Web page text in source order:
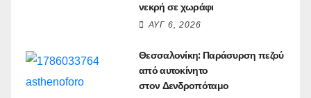
νεκρή σε χωράφι
ΑΥΓ 6, 2026
Θεσσαλονίκη: Παράσυρση πεζού
από αυτοκίνητο
στον Δενδροπόταμο